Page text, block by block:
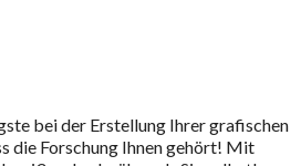
bei der Erstellung Ihrer grafischen
die Forschung Ihnen gehört! Mit